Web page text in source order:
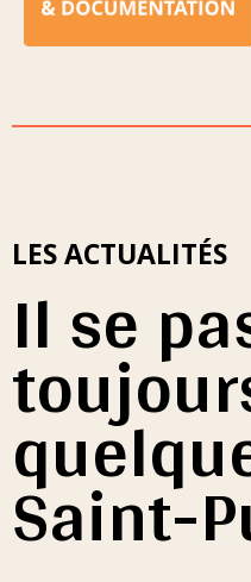
LES ACTUALITÉS
Il se
Saint-